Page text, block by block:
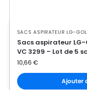
LG-
GOLDSTAR
LG-
LG-
GOLDSTAR
SACS ASPIRATEUR LG-
Sacs aspirateur LG-
VC 3299 – Lot de 5
10,66 €
Ajouter